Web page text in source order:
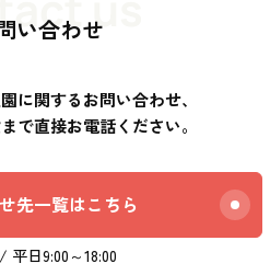
い合わせ
に関するお問い合わせ、
で直接お電話ください。
先一覧はこちら
平日9:00～18:00